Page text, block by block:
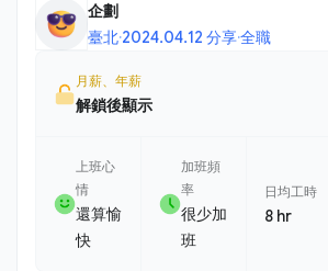
企劃
臺北·2024.04.12 分享·全職
月薪、年薪
解鎖後顯示
上班心
情
還算愉
快
加班頻
率
很少加
班
日均工時
8 hr